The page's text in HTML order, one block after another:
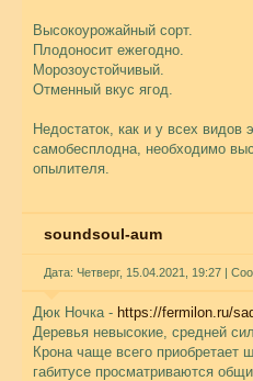
Высокоурожайный сорт.
Плодоносит ежегодно.
Морозоустойчивый.
Отменный вкус ягод.
Недостаток, как и у всех
самобесплодна, необходимо
опылителя.
soundsoul-aum
Дата: Четверг, 15.04.2021, 19:27 |
Дюк Ночка - https://fermilon.ru/
Деревья невысокие, средней
Крона чаще всего приобретает
габитусе просматриваются